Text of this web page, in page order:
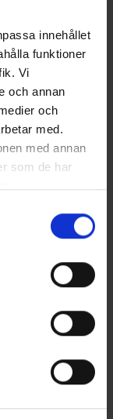
innehållet
funktioner
Vi
och annan
och
med.
med annan
som de har